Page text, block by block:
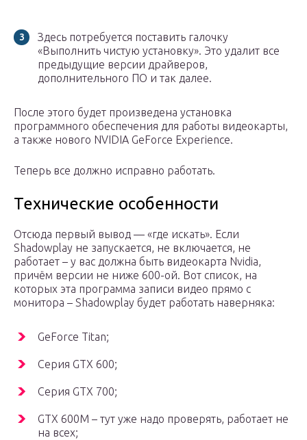
Здесь потребуется поставить галочку
«Выполнить чистую установку». Это удалит все
предыдущие версии драйверов,
дополнительного ПО и так далее.
После этого будет произведена установка
программного обеспечения для работы видеокарты,
а также нового NVIDIA GeForce Experience.
Теперь все должно исправно работать.
Технические особенности
Отсюда первый вывод — «где искать». Если
Shadowplay не запускается, не включается, не
работает – у вас должна быть видеокарта Nvidia,
причём версии не ниже 600-ой. Вот список, на
которых эта программа записи видео прямо с
монитора – Shadowplay будет работать наверняка:
GeForce Titan;
Серия GTX 600;
Серия GTX 700;
GTX 600M – тут уже надо проверять, работает не
на всех;